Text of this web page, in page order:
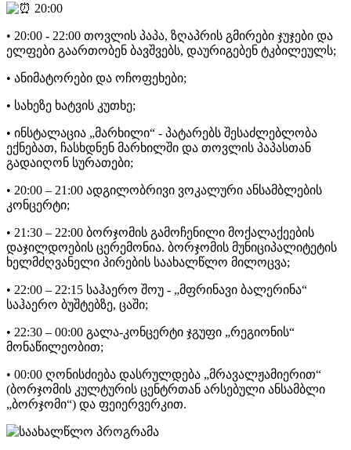
20:00
• 20:00 - 22:00 თოვლის პაპა, ზღაპრის გმირები ჯუჯები და
ელფები გაართობენ ბავშვებს, დაურიგებენ ტკბილეულს;
• ანიმატორები და ოჩოფეხები;
• სახეზე ხატვის კუთხე;
• ინსტალაცია „მარხილი“ - პატარებს შესაძლებლობა
ექნებათ, ჩასხდნენ მარხილში და თოვლის პაპასთან
გადაიღონ სურათები;
• 20:00 – 21:00 ადგილობრივი ვოკალური ანსამბლების
კონცერტი;
• 21:30 – 22:00 ბორჯომის გამოჩენილი მოქალაქეების
დაჯილდოების ცერემონია. ბორჯომის მუნიციპალიტეტის
ხელმძღვანელი პირების საახალწლო მილოცვა;
• 22:00 – 22:15 საჰაერო შოუ - „მფრინავი ბალერინა“
საჰაერო ბუშტებზე, ცაში;
• 22:30 – 00:00 გალა-კონცერტი ჯგუფი „რეგიონის“
მონაწილეობით;
• 00:00 ღონისძიება დასრულდება „მრავალჟამიერით“
(ბორჯომის კულტურის ცენტრთან არსებული ანსამბლი
„ბორჯომი“) და ფეიერვერკით.